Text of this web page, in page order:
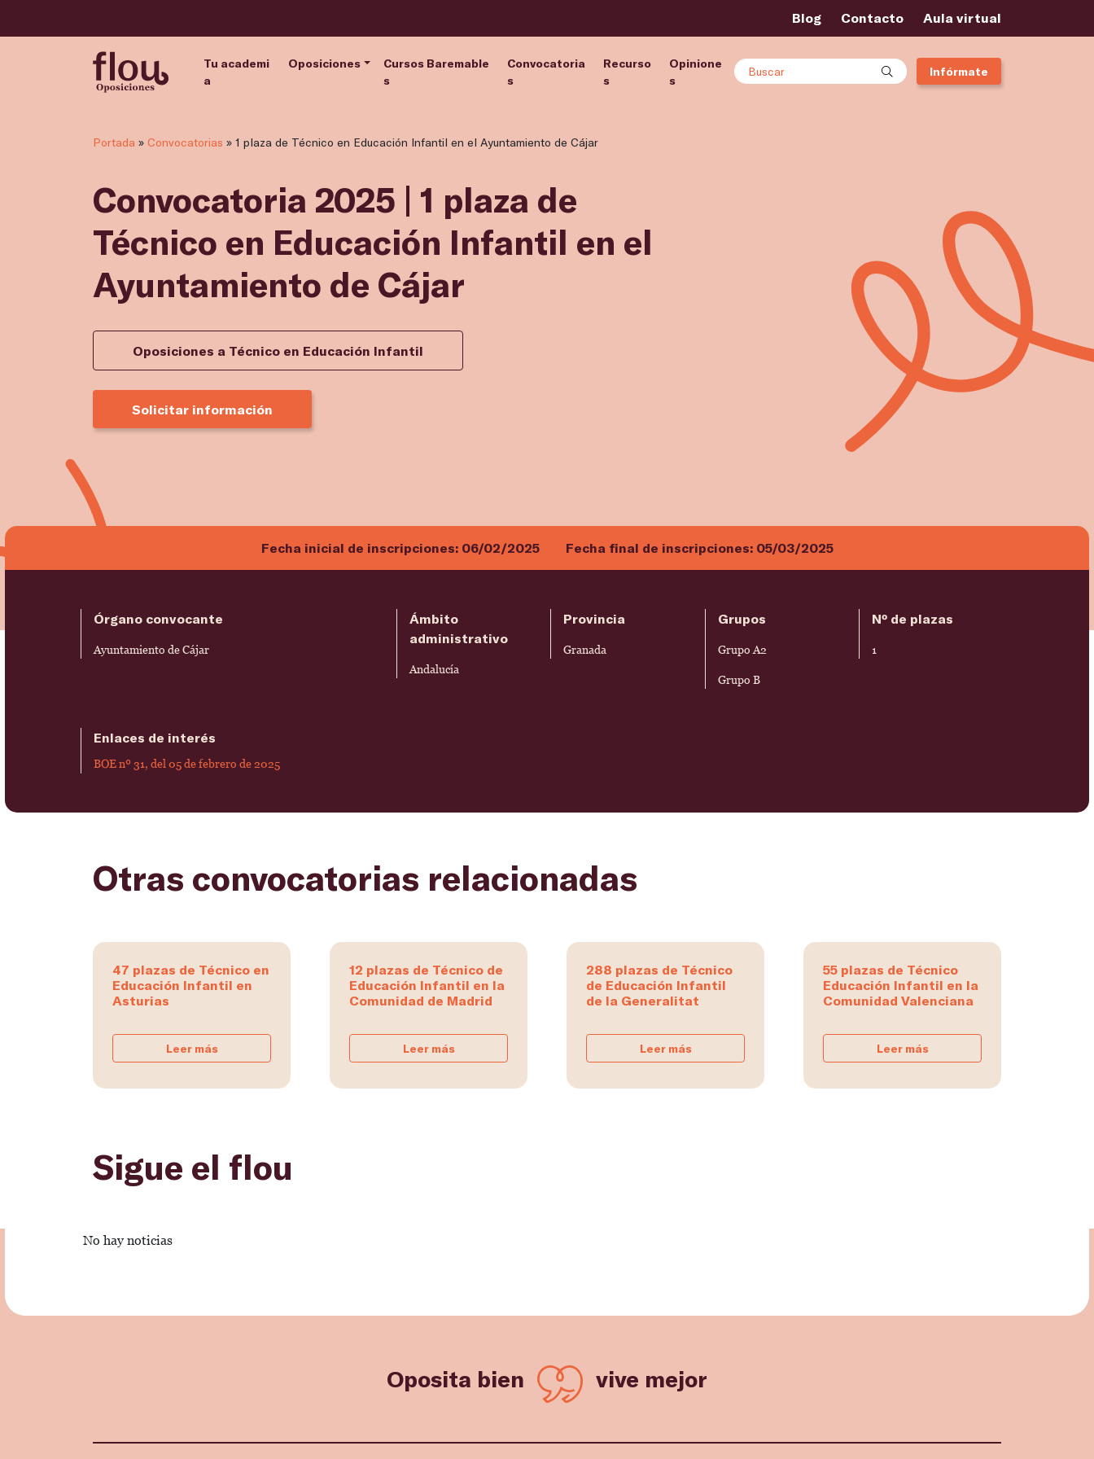
Blog Contacto Aula virtual
Tu academi
a
Oposiciones
Cursos Baremable
s
Convocatoria
s
Recurso
s
Opinione
s
Buscar Infórmate
Portada » Convocatorias » 1 plaza de Técnico en Educación Infantil en el Ayuntamiento de Cájar
Convocatoria 2025 | 1 plaza de
Técnico en Educación Infantil en el
Ayuntamiento de Cájar
Oposiciones a Técnico en Educación Infantil
Solicitar información
Fecha inicial de inscripciones: 06/02/2025 Fecha final de inscripciones: 05/03/2025
Órgano convocante
Ayuntamiento de Cájar
Ámbito
administrativo
Andalucía
Provincia
Granada
Grupos
Grupo A2
Grupo B
Nº de plazas
1
Enlaces de interés
BOE nº 31, del 05 de febrero de 2025
Otras convocatorias relacionadas
47 plazas de Técnico en
Educación Infantil en
Asturias
Leer más
12 plazas de Técnico de
Educación Infantil en la
Comunidad de Madrid
Leer más
288 plazas de Técnico
de Educación Infantil
de la Generalitat
Leer más
55 plazas de Técnico
Educación Infantil en la
Comunidad Valenciana
Leer más
Sigue el flou
No hay noticias
Oposita bien vive mejor